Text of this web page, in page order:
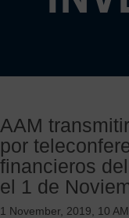
demanda,
rentable global
Estructura de
probado de
actual del mercado.
Margen de
AAM
por
financieros
el 1 de
1 November, 2019, 10